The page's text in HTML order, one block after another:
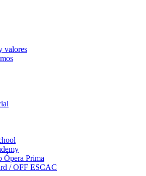
valores
Ópera Prima
/ OFF ESCAC